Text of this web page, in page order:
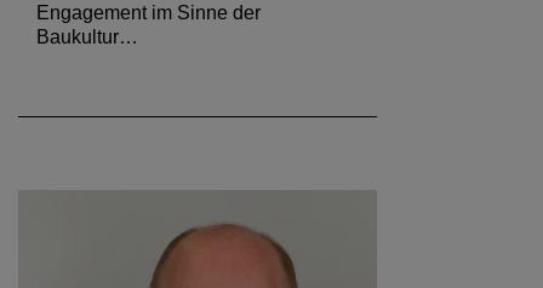
Engagement im Sinne der
Baukultur…